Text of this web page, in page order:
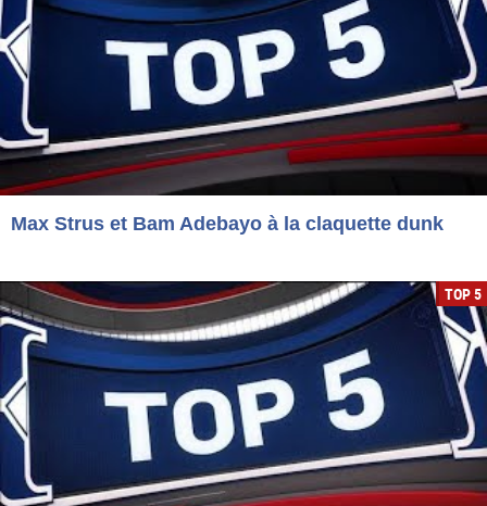
Max Strus et Bam Adebayo à la claquette dunk
TOP 5